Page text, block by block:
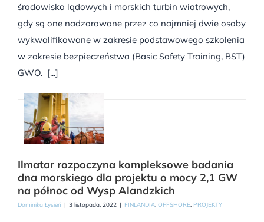
środowisko lądowych i morskich turbin wiatrowych,
gdy są one nadzorowane przez co najmniej dwie osoby
wykwalifikowane w zakresie podstawowego szkolenia
w zakresie bezpieczeństwa (Basic Safety Training, BST)
GWO. [...]
Ilmatar rozpoczyna kompleksowe badania
dna morskiego dla projektu o mocy 2,1 GW
na północ od Wysp Alandzkich
Dominika Łysień | 3 listopada, 2022 | FINLANDIA, OFFSHORE, PROJEKTY